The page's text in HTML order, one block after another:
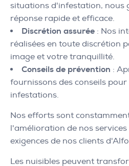
situations d'infestation, nous
réponse rapide et efficace.
Discrétion assurée : Nos
réalisées en toute discrétion
image et votre tranquillité.
Conseils de prévention :
fournissons des conseils
infestations.
Nos efforts sont
l'amélioration de nos
exigences de nos clients
Les nuisibles peuvent